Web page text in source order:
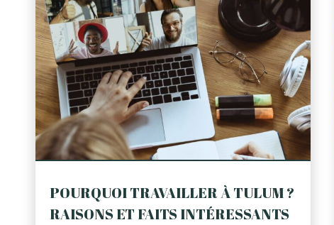
POURQUOI TRAVAILLER À TULUM ?
RAISONS ET FAITS INTÉRESSANTS